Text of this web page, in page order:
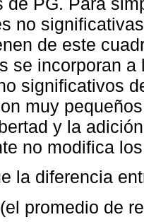
no
de este
se incorporan
significativos
muy
y la
no modifica
la diferencia
promedio de